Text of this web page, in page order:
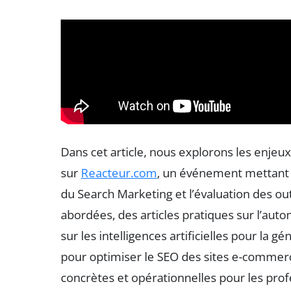
Dans cet article, nous explorons les
sur Reacteur.com, un événement mettant
du Search Marketing et l’évaluation des
abordées, des articles pratiques sur
sur les intelligences artificielles pour la
pour optimiser le SEO des sites e-
concrètes et opérationnelles pour les